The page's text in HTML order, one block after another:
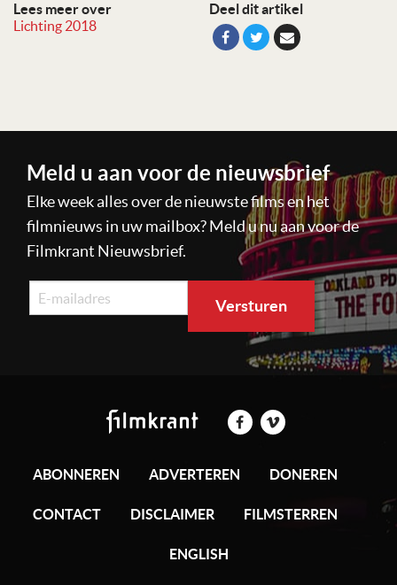
Lees meer over
Lichting 2018
Deel dit artikel
Meld u aan voor de nieuwsbrief
Elke week alles over de nieuwste films en het
filmnieuws in uw mailbox? Meld u nu aan voor de
Filmkrant Nieuwsbrief.
ABONNEREN ADVERTEREN DONEREN
CONTACT DISCLAIMER FILMSTERREN
ENGLISH